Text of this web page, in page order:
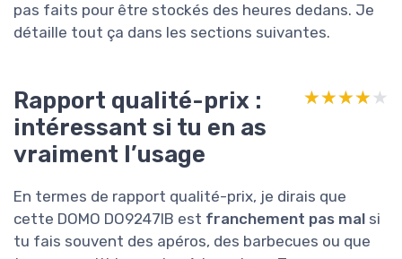
pas faits pour être stockés des heures dedans. Je
détaille tout ça dans les sections suivantes.
Rapport qualité-prix :
intéressant si tu en as
vraiment l’usage
★★★★★
★★★★★
En termes de rapport qualité-prix, je dirais que
cette DOMO DO9247IB est franchement pas mal si
tu fais souvent des apéros, des barbecues ou que